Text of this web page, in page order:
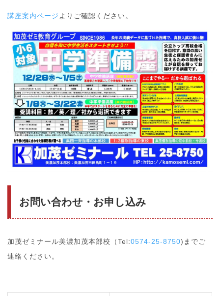
講座案内ページ よりご確認ください。
お問い合わせ・お申し込み
加茂ゼミナール美濃加茂本部校（Tel:0574-25-8750)までご
連絡ください。